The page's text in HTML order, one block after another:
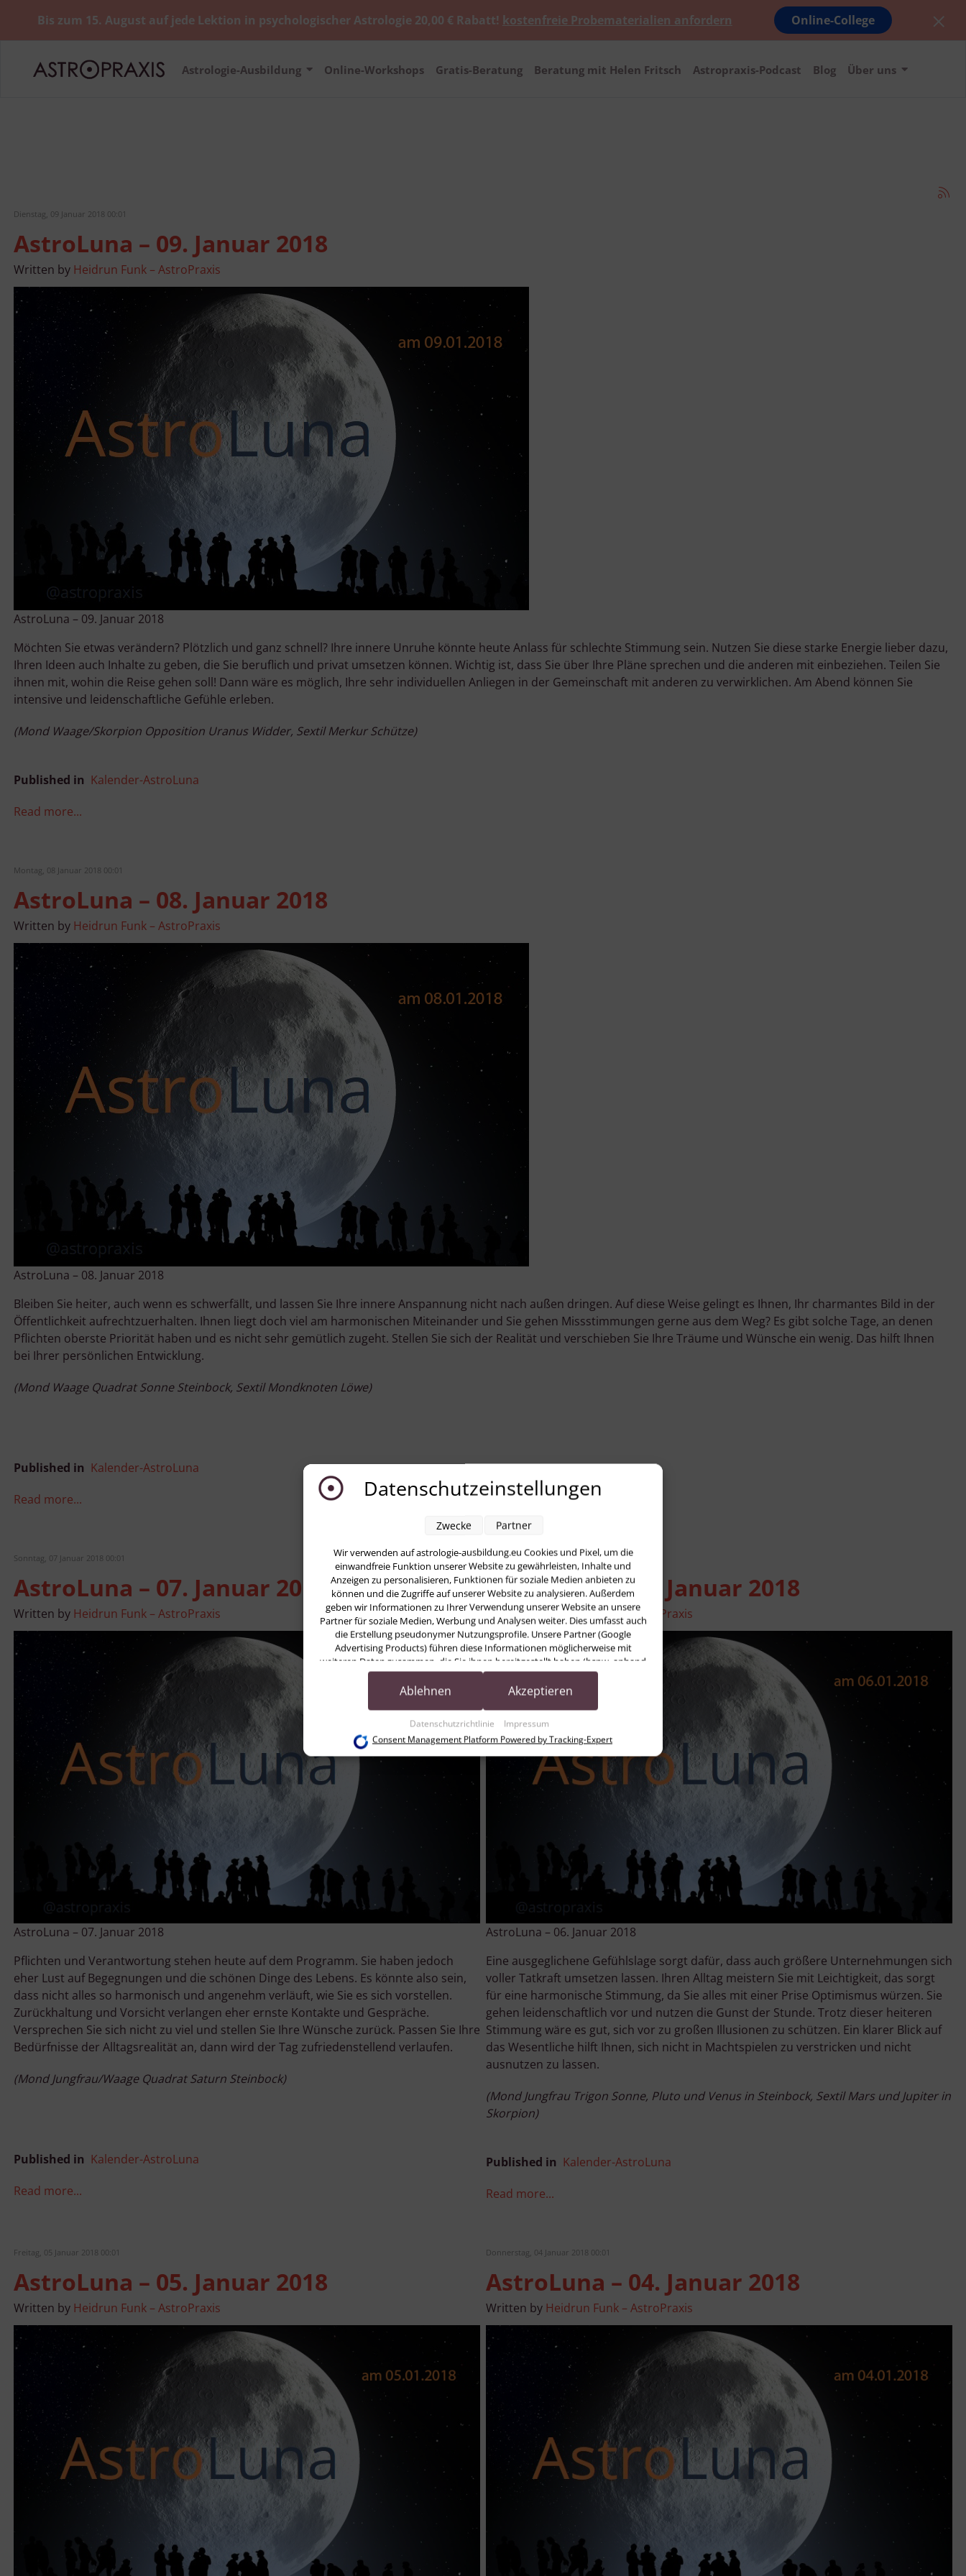
Bis zum 15. August auf jede Lektion in psychologischer Astrologie 20,00 € Rabatt! kostenfreie Probematerialien anfordern Online-College
Astrologie-Ausbildung Online-Workshops Gratis-Beratung Beratung mit Helen Fritsch Astropraxis-Podcast Blog Über uns
Dienstag, 09 Januar 2018 00:01
AstroLuna – 09. Januar 2018
Written by Heidrun Funk – AstroPraxis
AstroLuna – 09. Januar 2018
Möchten Sie etwas verändern? Plötzlich und ganz schnell? Ihre innere Unruhe könnte heute Anlass für schlechte Stimmung sein. Nutzen Sie diese starke Energie lieber dazu,
Ihren Ideen auch Inhalte zu geben, die Sie beruflich und privat umsetzen können. Wichtig ist, dass Sie über Ihre Pläne sprechen und die anderen mit einbeziehen. Teilen Sie
ihnen mit, wohin die Reise gehen soll! Dann wäre es möglich, Ihre sehr individuellen Anliegen in der Gemeinschaft mit anderen zu verwirklichen. Am Abend können Sie
intensive und leidenschaftliche Gefühle erleben.
(Mond Waage/Skorpion Opposition Uranus Widder, Sextil Merkur Schütze)
Published in Kalender-AstroLuna
Read more...
Montag, 08 Januar 2018 00:01
AstroLuna – 08. Januar 2018
Written by Heidrun Funk – AstroPraxis
AstroLuna – 08. Januar 2018
Bleiben Sie heiter, auch wenn es schwerfällt, und lassen Sie Ihre innere Anspannung nicht nach außen dringen. Auf diese Weise gelingt es Ihnen, Ihr charmantes Bild in der
Öffentlichkeit aufrechtzuerhalten. Ihnen liegt doch viel am harmonischen Miteinander und Sie gehen Missstimmungen gerne aus dem Weg? Es gibt solche Tage, an denen
Pflichten oberste Priorität haben und es nicht sehr gemütlich zugeht. Stellen Sie sich der Realität und verschieben Sie Ihre Träume und Wünsche ein wenig. Das hilft Ihnen
bei Ihrer persönlichen Entwicklung.
(Mond Waage Quadrat Sonne Steinbock, Sextil Mondknoten Löwe)
Published in Kalender-AstroLuna
Read more...
Sonntag, 07 Januar 2018 00:01
AstroLuna – 07. Januar 2018
Written by Heidrun Funk – AstroPraxis
AstroLuna – 07. Januar 2018
Pflichten und Verantwortung stehen heute auf dem Programm. Sie haben jedoch
eher Lust auf Begegnungen und die schönen Dinge des Lebens. Es könnte also sein,
dass nicht alles so harmonisch und angenehm verläuft, wie Sie es sich vorstellen.
Zurückhaltung und Vorsicht verlangen eher ernste Kontakte und Gespräche.
Versprechen Sie sich nicht zu viel und stellen Sie Ihre Wünsche zurück. Passen Sie Ihre
Bedürfnisse der Alltagsrealität an, dann wird der Tag zufriedenstellend verlaufen.
(Mond Jungfrau/Waage Quadrat Saturn Steinbock)
Published in Kalender-AstroLuna
Read more...
Samstag, 06 Januar 2018 00:01
AstroLuna – 06. Januar 2018
Written byHeidrun Funk – AstroPraxis
AstroLuna – 06. Januar 2018
Eine ausgeglichene Gefühlslage sorgt dafür, dass auch größere Unternehmungen sich
voller Tatkraft umsetzen lassen. Ihren Alltag meistern Sie mit Leichtigkeit, das sorgt
für eine harmonische Stimmung, da Sie alles mit einer Prise Optimismus würzen. Sie
gehen leidenschaftlich vor und nutzen die Gunst der Stunde. Trotz dieser heiteren
Stimmung wäre es gut, sich vor zu großen Illusionen zu schützen. Ein klarer Blick auf
das Wesentliche hilft Ihnen, sich nicht in Machtspielen zu verstricken und nicht
ausnutzen zu lassen.
(Mond Jungfrau Trigon Sonne, Pluto und Venus in Steinbock, Sextil Mars und Jupiter in
Skorpion)
Published in Kalender-AstroLuna
Read more...
Freitag, 05 Januar 2018 00:01
AstroLuna – 05. Januar 2018
Written by Heidrun Funk – AstroPraxis
Donnerstag, 04 Januar 2018 00:01
AstroLuna – 04. Januar 2018
Written by Heidrun Funk – AstroPraxis
Datenschutzeinstellungen
Wir verwenden auf astrologie-ausbildung.eu Cookies und Pixel, um die
einwandfreie Funktion unserer Website zu gewährleisten, Inhalte und
Anzeigen zu personalisieren, Funktionen für soziale Medien anbieten zu
können und die Zugriffe auf unserer Website zu analysieren. Außerdem
geben wir Informationen zu Ihrer Verwendung unserer Website an unsere
Partner für soziale Medien, Werbung und Analysen weiter. Dies umfasst auch
die Erstellung pseudonymer Nutzungsprofile. Unsere Partner (Google
Advertising Products) führen diese Informationen möglicherweise mit
weiteren Daten zusammen, die Sie ihnen bereitgestellt haben (bspw. anhand
eines persönlichen Accounts) oder welche sie im Rahmen Ihrer Nutzung der
Dienste gesammelt haben (bspw. Nutzungsdaten anderer Geräte). Ihre
Einwilligung zur Nutzung von Cookies und Pixeln können Sie jederzeit
dort die entsprechenden Anpassungen vornehmen.
Zwecke der Datenverarbeitung durch unsere Partner:
Speichern von oder Zugriff auf Informationen auf einem Endgerät
Verwendung reduzierter Daten zur Auswahl von Werbeanzeigen
Erstellung von Profilen für personalisierte Werbung
Verwendung von Profilen zur Auswahl personalisierter Werbung
Erstellung von Profilen zur Personalisierung von Inhalten
Verwendung von Profilen zur Auswahl personalisierter Inhalte
Messung der Werbeleistung
Analyse von Zielgruppen durch Statistiken oder Kombinationen von Daten aus
verschiedenen Quellen
Entwicklung und Verbesserung der Angebote
Verwendung reduzierter Daten zur Auswahl von Inhalten
Besondere Features:
Endgeräteeigenschaften zur Identifikation aktiv abfragen
Datenschutzrichtlinie Impressum
Zwecke Partner
Ablehnen Akzeptieren
Consent Management Platform Powered by Tracking-Expert